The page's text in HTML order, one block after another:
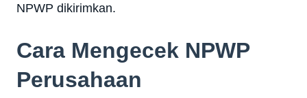
NPWP dikirimkan.
Cara Mengecek NPWP
Perusahaan